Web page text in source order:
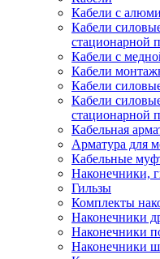
Кабели с
Кабели
стационарной
Кабели с
Кабели
Кабели
Кабели
стационарной
Кабельная
Арматура для
Кабельные
Наконечники,
Гильзы
Комплекты
Наконечники
Наконечники
Наконечники